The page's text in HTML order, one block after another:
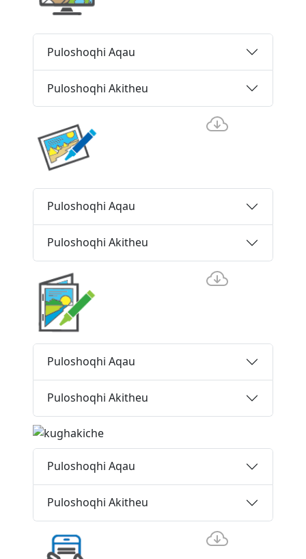
Puloshoqhi Aqau
Puloshoqhi Akitheu
Puloshoqhi Aqau
Puloshoqhi Akitheu
Puloshoqhi Aqau
Puloshoqhi Akitheu
Puloshoqhi Aqau
Puloshoqhi Akitheu